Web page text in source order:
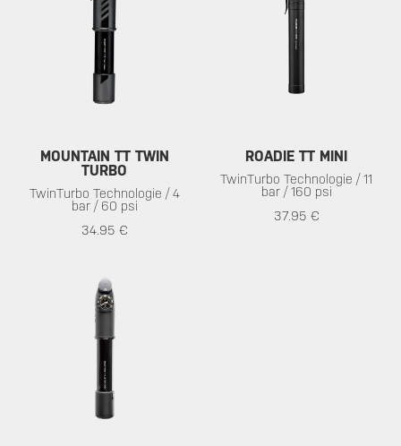
MOUNTAIN TT TWIN
TURBO
TwinTurbo Technologie / 4
bar / 60 psi
34.95 €
ROADIE TT MINI
TwinTurbo Technologie / 11
bar / 160 psi
37.95 €